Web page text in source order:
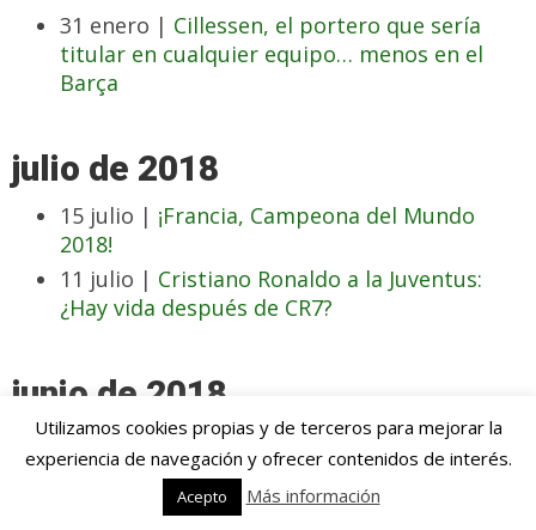
31 enero | Cillessen, el portero que sería
titular en cualquier equipo… menos en el
Barça
julio de 2018
15 julio | ¡Francia, Campeona del Mundo
2018!
11 julio | Cristiano Ronaldo a la Juventus:
¿Hay vida después de CR7?
junio de 2018
19 junio |Sergej Milinkovic-Savic, el crack en
ciernes por el que todos suspiran
En este Mundial, los favoritos son
Utilizamos cookies propias y de terceros para mejorar la
experiencia de navegación y ofrecer contenidos de interés.
Acepto Más información